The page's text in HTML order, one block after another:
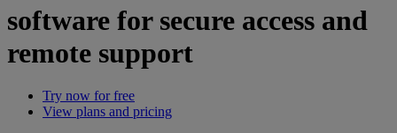
software for secure access and
remote support
Try now for free
View plans and pricing